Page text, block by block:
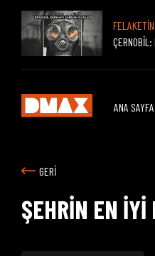
ÇERNOBİL:
ANA SAYFA
GERİ
ŞEHRİN EN